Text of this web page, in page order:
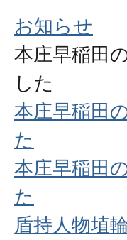
お知らせ
本庄早稲田
した
本庄早稲田
た
本庄早稲田
た
盾持人物埴